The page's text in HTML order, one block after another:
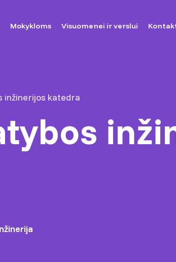
Mokykloms Visuomenei ir verslui
inžinerijos katedra